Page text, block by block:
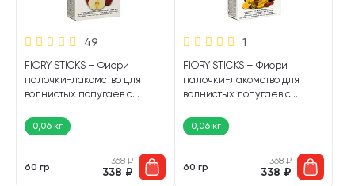
49
FIORY STICKS – Фиори
палочки-лакомство для
волнистых попугаев с
0,06 кг
60 гр
368₽
338 ₽
1
FIORY STICKS – Фиори
палочки-лакомство для
волнистых попугаев с
0,06 кг
60 гр
368₽
338 ₽